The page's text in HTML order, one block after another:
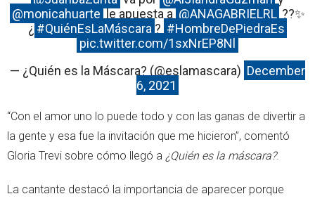
@monicahuarte le apuesta a @ANAGABRIELRL ??✨
¿#QuiénEsLaMáscara ? #HombreDePiedraEs
pic.twitter.com/1sxNrEP8Nl
— ¿Quién es la Máscara? (@eslamascara) December
6, 2021
“Con el amor uno lo puede todo y con las ganas de divertir a
la gente y esa fue la invitación que me hicieron”, comentó
Gloria Trevi sobre cómo llegó a ¿Quién es la máscara?.
La cantante destacó la importancia de aparecer porque